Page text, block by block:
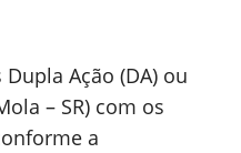
Ação (DA) ou
– SR) com os
a